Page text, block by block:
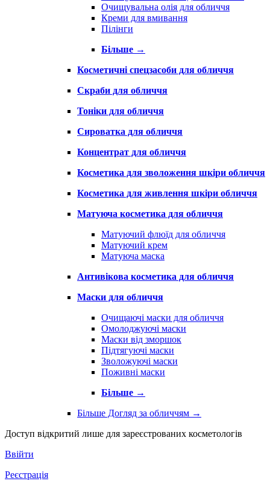
Очищувальна олія для обличчя
Креми для вмивання
Пілінги
Більше →
Косметичні спецзасоби для обличчя
Скраби для обличчя
Тоніки для обличчя
Сироватка для обличчя
Концентрат для обличчя
Косметика для зволоження шкіри обличчя
Косметика для живлення шкіри обличчя
Матуюча косметика для обличчя
Матуючий флюїд для обличчя
Матуючий крем
Матуюча маска
Антивікова косметика для обличчя
Маски для обличчя
Очищаючі маски для обличчя
Омолоджуючі маски
Маски від зморшок
Підтягуючі маски
Зволожуючі маски
Поживні маски
Більше →
Більше Догляд за обличчям →
Доступ відкритий лише для зареєстрованих косметологів
Ввійти
Реєстрація